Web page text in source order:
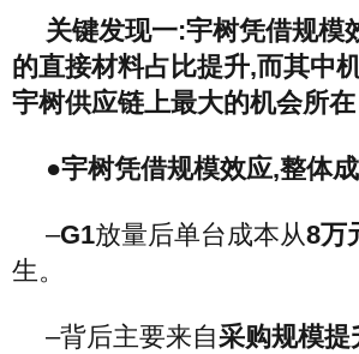
关键发现一:宇树凭借规模
的直接材料占比提升,而其中
宇树供应链上最大的机会所在
●宇树凭借规模效应,整体
–G1放量后单台成本从8万
生。
–背后主要来自采购规模提